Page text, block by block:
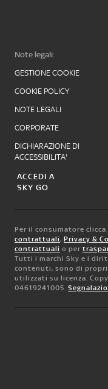
Note legali:
GESTIONE COOKIE
COOKIE POLICY
NOTE LEGALI
CORPORATE
DICHIARAZIONE DI
ACCESSIBILITA'
ACCEDI A
SKY GO
Per il consumatore clicca
contrattuali, Privacy &
contrattuali o per
Tutti i marchi Sky e i
contenuti, sono di
utilizzati su licenza.
04619241005.